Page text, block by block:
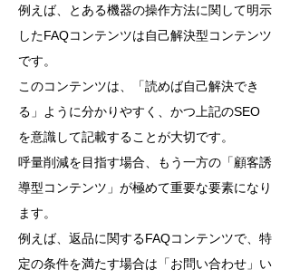
例えば、とある機器の操作方法に関して明示
したFAQコンテンツは自己解決型コンテンツ
です。
このコンテンツは、「読めば自己解決でき
る」ように分かりやすく、かつ上記のSEO
を意識して記載することが大切です。
呼量削減を目指す場合、もう一方の「顧客誘
導型コンテンツ」が極めて重要な要素になり
ます。
例えば、返品に関するFAQコンテンツで、特
定の条件を満たす場合は「お問い合わせ」い